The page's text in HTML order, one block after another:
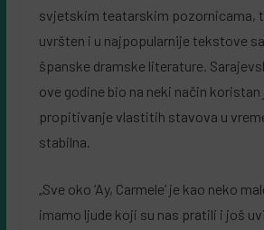
svjetskim teatarskim pozornicama,
uvršten i u najpopularnije tekstove
španske dramske literature.
ove godine bio na neki način koristan
propitivanje vlastitih stavova u
stabilna.
„Sve oko ‘Ay, Carmele’ je kao neko
imamo ljude koji su nas pratili i još